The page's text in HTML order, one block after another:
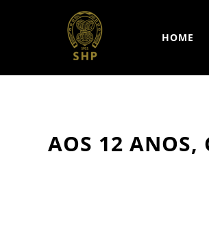
HOME
AOS 12 ANOS,